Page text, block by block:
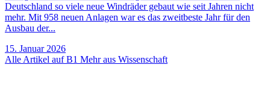
Deutschland so viele neue Windräder gebaut wie seit Jahren nicht
mehr. Mit 958 neuen Anlagen war es das zweitbeste Jahr für den
Ausbau der...
15. Januar 2026
Alle Artikel auf B1 Mehr aus Wissenschaft